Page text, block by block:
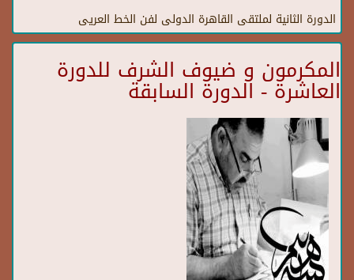
الدورة الثانية لملتقى القاهرة الدولى لفن الخط العريى
المكرمون و ضيوف الشرف للدورة
العاشرة - الدورة السابقة